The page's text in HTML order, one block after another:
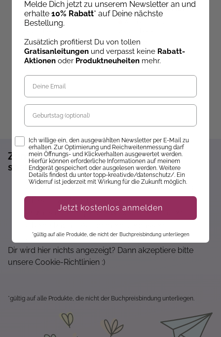
Ab dem 09.10.26
19,99 €
Adventskalender für
Bücherfans
59,99 €
Zum Newsletter anmelden und 10%
sparen!*
Sofort 10% Rabatt auf die nächste Bestellung
Gratisanleitungen per Newsletter erhalten
Über Neuheiten informiert werden
Dir wird hier nichts angezeigt? Dann akzeptiere bitte
unsere Cookie-Richtlinien :)
*gültig auf alle Produkte, die nicht der Buchpreisbindung unterliegen.
Melde Dich jetzt zu unserem Newsletter an und
erhalte 10% Rabatt* auf Deine nächste
Bestellung.
Zusätzlich profitierst Du von tollen
Gratisanleitungen und verpasst keine Rabatt-
Aktionen oder Produktneuheiten mehr.
Geburtstag
Opt-InIch willige ein, den ausgewählten Newsletter per E-Mail zu
erhalten. Zur Optimierung und Reichweitenmessung darf
mein Öffnungs- und Klickverhalten ausgewertet werden.
Hierfür können erforderliche Informationen auf meinem
Endgerät gespeichert oder ausgelesen werden. Weitere
Details findest du unter topp-kreativ.de/datenschutz/. Ein
Widerruf ist jederzeit mit Wirkung für die Zukunft möglich.
Jetzt kostenlos anmelden
*gültig auf alle Produkte, die nicht der Buchpreisbindung unterliegen